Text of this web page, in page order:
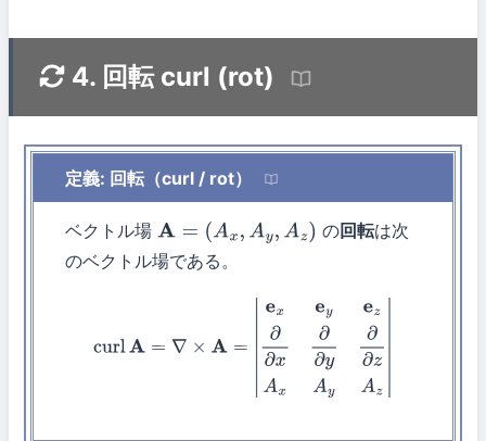
4. 回転 curl (rot)
定義: 回転（curl / rot）
ベクトル場 A= (A x,Ay,A z) の回転は次
のベクトル場である。
x∂∂ ∂zA Az